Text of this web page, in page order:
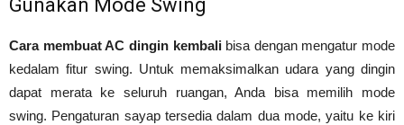
Gunakan Mode Swing
Cara membuat AC dingin kembalibisa dengan mengatur mode
kedalam fitur swing. Untuk memaksimalkan udara yang dingin
dapat merata ke seluruh ruangan, Anda bisa memilih mode
swing. Pengaturan sayap tersedia dalam dua mode, yaitu ke kiri